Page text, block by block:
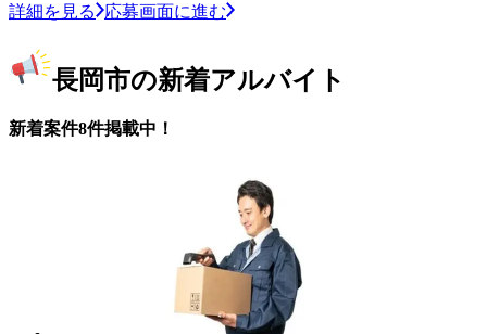
詳細を見る 応募画面に進む
長岡市の新着アルバイト
新着案件8件掲載中！